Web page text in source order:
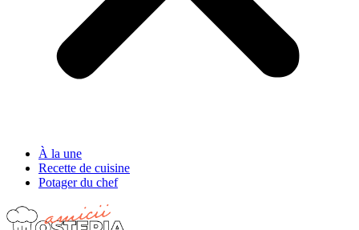
À la une
Recette de cuisine
Potager du chef